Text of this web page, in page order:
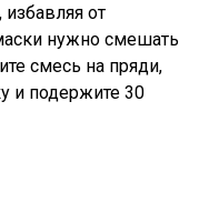
избавляя от
нужно смешать
смесь на пряди,
и подержите 30